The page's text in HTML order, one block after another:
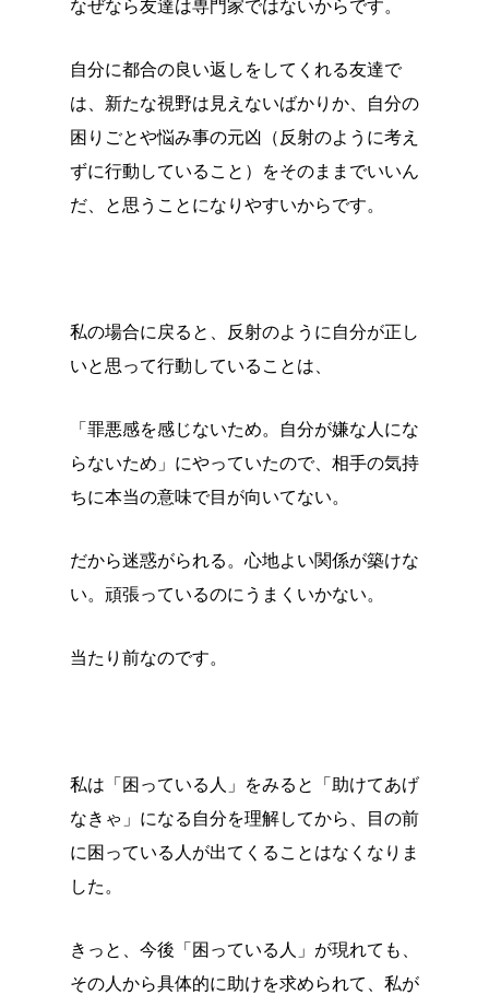
なぜなら友達は専門家ではないからです。
自分に都合の良い返しをしてくれる友達で
は、新たな視野は見えないばかりか、自分の
困りごとや悩み事の元凶（反射のように考え
ずに行動していること）をそのままでいいん
だ、と思うことになりやすいからです。
私の場合に戻ると、反射のように自分が正し
いと思って行動していることは、
「罪悪感を感じないため。自分が嫌な人にな
らないため」にやっていたので、相手の気持
ちに本当の意味で目が向いてない。
だから迷惑がられる。心地よい関係が築けな
い。頑張っているのにうまくいかない。
当たり前なのです。
私は「困っている人」をみると「助けてあげ
なきゃ」になる自分を理解してから、目の前
に困っている人が出てくることはなくなりま
した。
きっと、今後「困っている人」が現れても、
その人から具体的に助けを求められて、私が